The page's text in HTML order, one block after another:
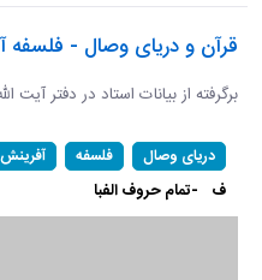
قرآن و دریای وصال - فلسفه
برگرفته از بیانات استاد در دفتر آیت
دریای وصال فلسفه آفرینش
ف -تمام حروف الفبا